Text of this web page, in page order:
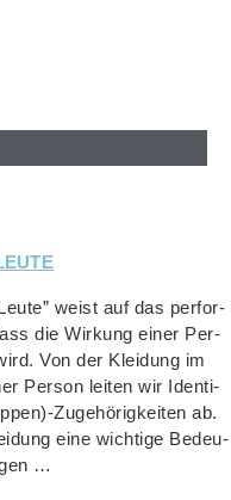
weist auf das per­for­
die Wir­kung einer Per­
Von der Klei­dung im
Per­son lei­ten wir Iden­ti­
Zugehörigkeiten ab.
eine wich­ti­ge Bedeu­
…